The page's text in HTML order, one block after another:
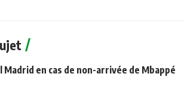
en cas de non-arrivée de Mbappé